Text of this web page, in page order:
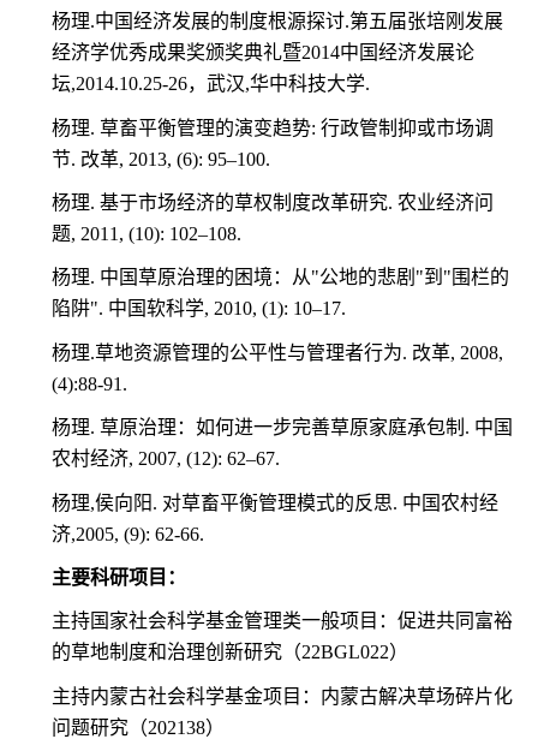
杨理.中国经济发展的制度根源探讨.第五届张培刚发展
经济学优秀成果奖颁奖典礼暨2014中国经济发展论
坛,2014.10.25-26，武汉,华中科技大学.
杨理. 草畜平衡管理的演变趋势: 行政管制抑或市场调
节. 改革, 2013, (6): 95–100.
杨理. 基于市场经济的草权制度改革研究. 农业经济问
题, 2011, (10): 102–108.
杨理. 中国草原治理的困境：从"公地的悲剧 "到 " 围栏的
陷阱". 中国软科学, 2010, (1): 10–17.
杨理.草地资源管理的公平性与管理者行为. 改革, 2008,
(4):88-91.
杨理. 草原治理：如何进一步完善草原家庭承包制 . 中国
农村经济, 2007, (12): 62–67.
杨理,侯向阳. 对草畜平衡管理模式的反思. 中国农村经
济,2005, (9): 62-66.
主要科研项目：
主持国家社会科学基金管理类一般项目：促进共同富裕
的草地制度和治理创新研究（22BGL022）
主持内蒙古社会科学基金项目：内蒙古解决草场碎片化
问题研究（202138）